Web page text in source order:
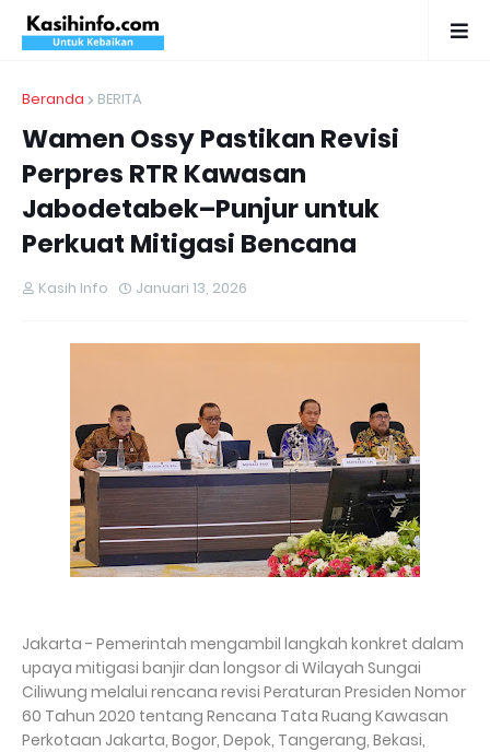
Beranda BERITA
Wamen Ossy Pastikan Revisi
Perpres RTR Kawasan
Jabodetabek–Punjur untuk
Perkuat Mitigasi Bencana
Kasih Info Januari 13, 2026
Jakarta - Pemerintah mengambil langkah konkret dalam
upaya mitigasi banjir dan longsor di Wilayah Sungai
Ciliwung melalui rencana revisi Peraturan Presiden Nomor
60 Tahun 2020 tentang Rencana Tata Ruang Kawasan
Perkotaan Jakarta, Bogor, Depok, Tangerang, Bekasi,